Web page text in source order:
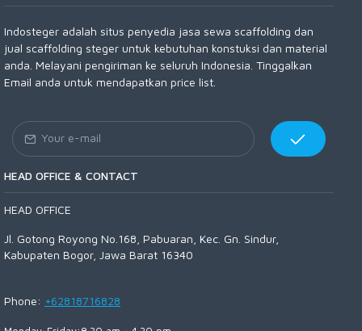
Indosteger adalah situs penyedia jasa sewa scaffolding dan
jual scaffolding steger untuk kebutuhan konstuksi dan material
anda. Melayani pengiriman ke seluruh Indonesia. Tinggalkan
Email anda untuk mendapatkan price list.
HEAD OFFICE & CONTACT
HEAD OFFICE
Jl. Gotong Royong No.168, Pabuaran, Kec. Gn. Sindur,
Kabupaten Bogor, Jawa Barat 16340
Phone: +62818716828